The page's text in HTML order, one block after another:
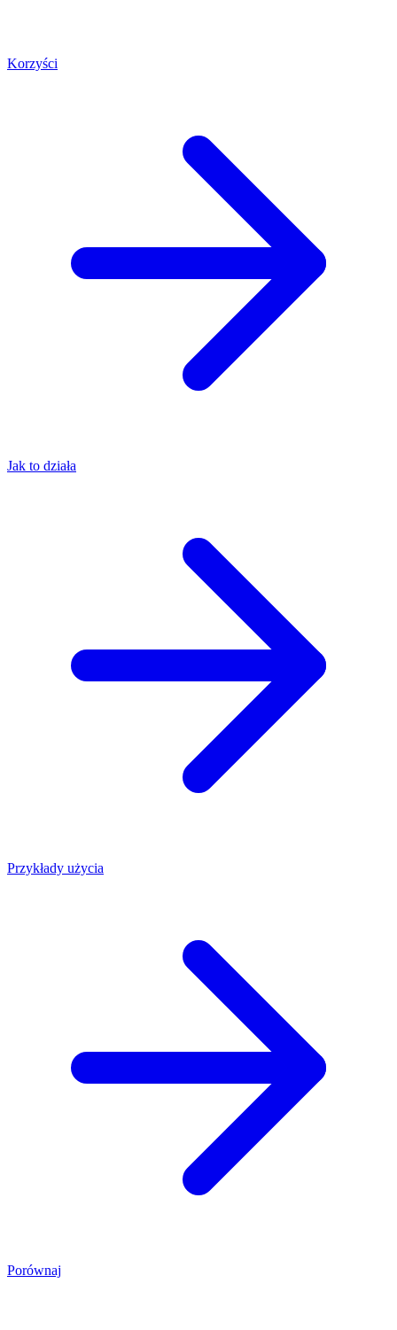
Korzyści
Jak to działa
Przykłady użycia
Porównaj